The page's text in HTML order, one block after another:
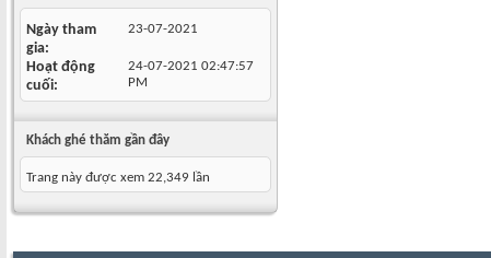
Ngày tham
gia
23-07-2021
Hoạt động
cuối
24-07-2021 02:47:57
PM
Khách ghé thăm gần đây
Trang này được xem 22,349 lần